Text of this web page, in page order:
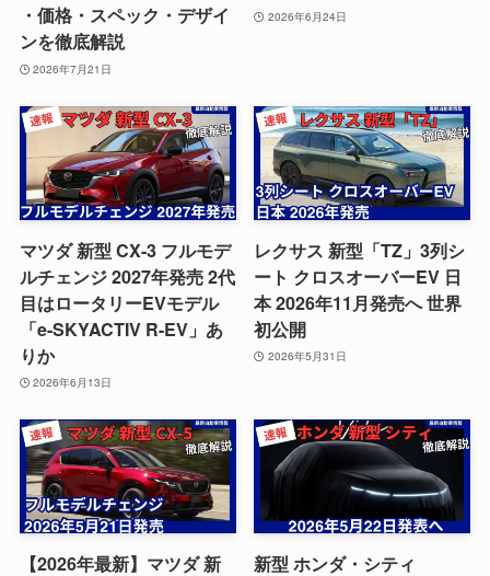
・価格・スペック・デザイ
ンを徹底解説
2026年7月21日
2026年6月24日
マツダ 新型 CX-3 フルモデ
ルチェンジ 2027年発売 2代
目はロータリーEVモデル
「e-SKYACTIV R-EV」あ
りか
2026年6月13日
レクサス 新型「TZ」3列シ
ート クロスオーバーEV 日
本 2026年11月発売へ 世界
初公開
2026年5月31日
【2026年最新】マツダ 新 新型 ホンダ・シティ